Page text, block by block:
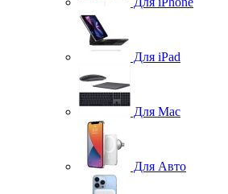
Для iPad
Для Mac
Для Авто